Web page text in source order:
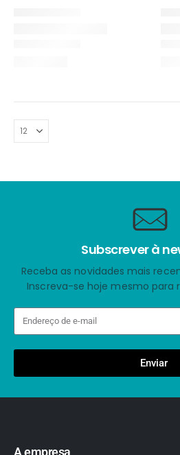
Subscrever à
Receba as novidades mais
Inscreva-se hoje mesmo para
Enviar